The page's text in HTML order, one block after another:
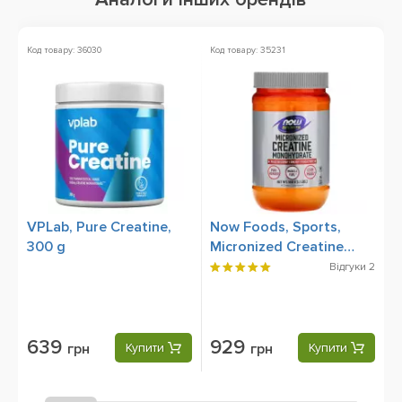
Код товару: 36030
VPLab, Pure Creatine,
300 g
639 грн Купити
Код товару: 35231
Now Foods, Sports,
Micronized Creatine
Monohydrate, 500 gВідгуки 2
929 грн Купити